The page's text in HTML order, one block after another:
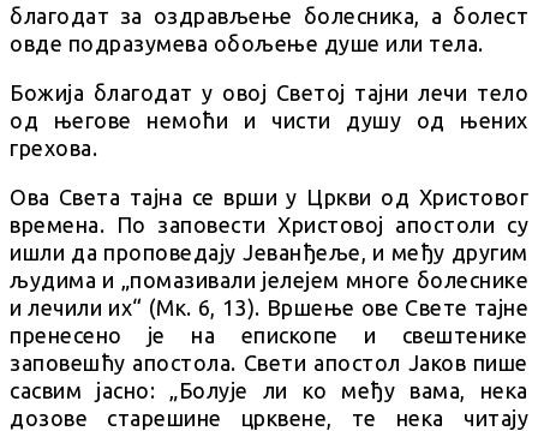
благодат за оздрављење болесника, a болест
овде подразумева обољење душе или тела.
Божија благодат у овој Светој тајни лечи тело
од његове немоћи и чисти душу од њених
грехова.
Ова Света тајна се врши у Цркви од Христовог
времена. По заповести Христовој апостоли су
ишли да проповедају Јеванђеље, и међу другим
људима и „помазивали јелејем многе болеснике
и лечили их“ (Мк. 6, 13). Вршење ове Свете тајне
пренесено је на епископе и свештенике
заповешћу апостола. Свети апостол Јаков пише
сасвим јасно: „Болује ли ко међу вама, нека
дозове старешине црквене, те нека читају